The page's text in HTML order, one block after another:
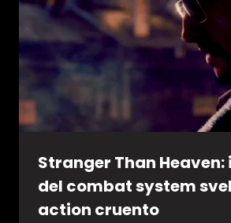
Stranger Than
del combat system
action cruento